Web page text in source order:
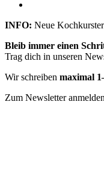
INFO: Neue
Bleib immer einen
Trag dich in unseren
Wir schreiben maximal
Zum Newsletter anmelden